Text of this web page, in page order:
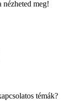
nézheted meg!
témák?